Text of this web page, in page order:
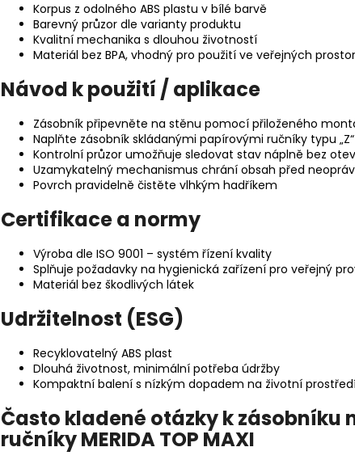
Korpus z odolného ABS plastu v bílé barvě
Barevný průzor dle varianty produktu
Kvalitní mechanika s dlouhou životností
Materiál bez BPA, vhodný pro použití ve veřejných
Návod k použití / aplikace
Zásobník připevněte na stěnu pomocí přiloženého
Naplňte zásobník skládanými papírovými ručníky typu
Kontrolní průzor umožňuje sledovat stav náplně bez
Uzamykatelný mechanismus chrání obsah před
Povrch pravidelně čistěte vlhkým hadříkem
Certifikace a normy
Výroba dle ISO 9001 – systém řízení kvality
Splňuje požadavky na hygienická zařízení pro veřejný
Materiál bez škodlivých látek
Udržitelnost (ESG)
Recyklovatelný ABS plast
Dlouhá životnost, minimální potřeba údržby
Kompaktní balení s nízkým dopadem na životní
Často kladené otázky k zásobníku
ručníky MERIDA TOP MAXI